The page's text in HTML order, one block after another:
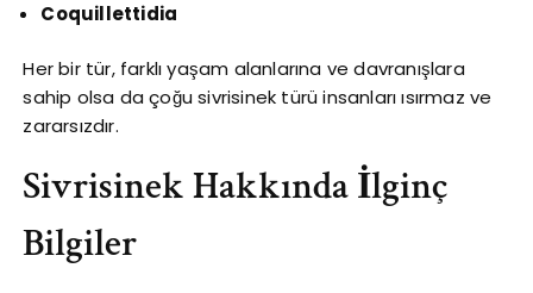
Coquillettidia
Her bir tür, farklı yaşam alanlarına ve davranışlara
sahip olsa da çoğu sivrisinek türü insanları ısırmaz ve
zararsızdır.
Sivrisinek Hakkında İlginç
Bilgiler